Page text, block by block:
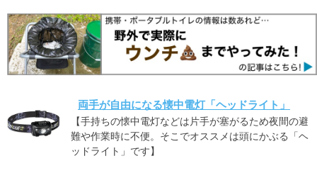
両手が自由になる懐中電灯「ヘッドライト」
【手持ちの懐中電灯などは片手が塞がるため夜間の避
難や作業時に不便。そこでオススメは頭にかぶる「ヘ
ッドライト」です】